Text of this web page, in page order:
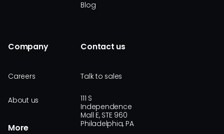
Blog
Company
Careers
About us
More
Contact us
Talk to sales
111 S
Independence
Mall E, STE 960
Philadelphia, PA